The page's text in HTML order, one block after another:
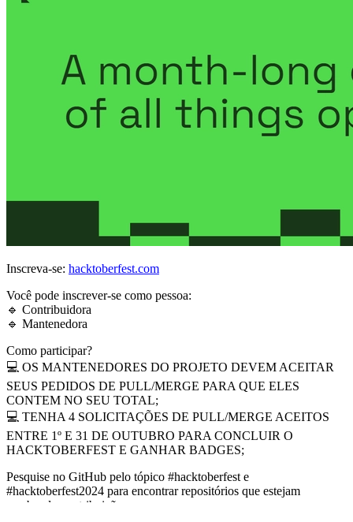
Inscreva-se: hacktoberfest.com
Você pode inscrever-se como pessoa:
🔹 Contribuidora
🔹 Mantenedora
Como participar?
💻 OS MANTENEDORES DO PROJETO DEVEM ACEITAR
SEUS PEDIDOS DE PULL/MERGE PARA QUE ELES
CONTEM NO SEU TOTAL;
💻 TENHA 4 SOLICITAÇÕES DE PULL/MERGE ACEITOS
ENTRE 1º E 31 DE OUTUBRO PARA CONCLUIR O
HACKTOBERFEST E GANHAR BADGES;
Pesquise no GitHub pelo tópico #hacktoberfest e
#hacktoberfest2024 para encontrar repositórios que estejam
recebendo contribuições.